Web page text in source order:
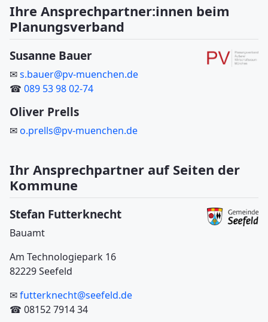
Ihre Ansprechpartner:innen beim
Planungsverband
Susanne Bauer
✉s.bauer@pv-muenchen.de
☎ 089 53 98 02-74
Oliver Prells
✉o.prells@pv-muenchen.de
Ihr Ansprechpartner auf Seiten der
Kommune
Stefan Futterknecht
Bauamt
Am Technologiepark 16
82229 Seefeld
✉futterknecht@seefeld.de
☎ 08152 7914 34